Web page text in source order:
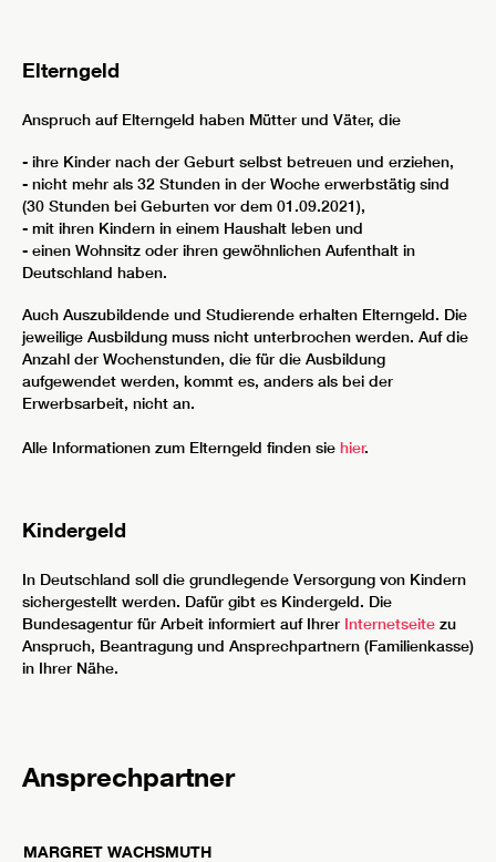
Elterngeld
Anspruch auf Elterngeld haben Mütter und Väter, die
- ihre Kinder nach der Geburt selbst betreuen und erziehen,
- nicht mehr als 32 Stunden in der Woche erwerbstätig sind
(30 Stunden bei Geburten vor dem 01.09.2021),
- mit ihren Kindern in einem Haushalt leben und
- einen Wohnsitz oder ihren gewöhnlichen Aufenthalt in
Deutschland haben.
Auch Auszubildende und Studierende erhalten Elterngeld. Die
jeweilige Ausbildung muss nicht unterbrochen werden. Auf die
Anzahl der Wochenstunden, die für die Ausbildung
aufgewendet werden, kommt es, anders als bei der
Erwerbsarbeit, nicht an.
Alle Informationen zum Elterngeld finden sie hier.
Kindergeld
In Deutschland soll die grundlegende Versorgung von Kindern
sichergestellt werden. Dafür gibt es Kindergeld. Die
Bundesagentur für Arbeit informiert auf Ihrer Internetseite zu
Anspruch, Beantragung und Ansprechpartnern (Familienkasse)
in Ihrer Nähe.
Ansprechpartner
MARGRET WACHSMUTH